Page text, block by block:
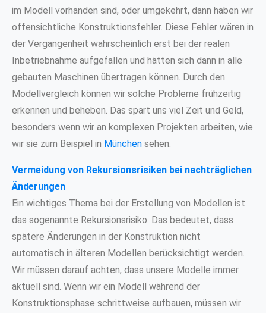
im Modell vorhanden sind, oder umgekehrt, dann haben wir
offensichtliche Konstruktionsfehler. Diese Fehler wären in
der Vergangenheit wahrscheinlich erst bei der realen
Inbetriebnahme aufgefallen und hätten sich dann in alle
gebauten Maschinen übertragen können. Durch den
Modellvergleich können wir solche Probleme frühzeitig
erkennen und beheben. Das spart uns viel Zeit und Geld,
besonders wenn wir an komplexen Projekten arbeiten, wie
wir sie zum Beispiel in München sehen.
Vermeidung von Rekursionsrisiken bei nachträglichen
Änderungen
Ein wichtiges Thema bei der Erstellung von Modellen ist
das sogenannte Rekursionsrisiko. Das bedeutet, dass
spätere Änderungen in der Konstruktion nicht
automatisch in älteren Modellen berücksichtigt werden.
Wir müssen darauf achten, dass unsere Modelle immer
aktuell sind. Wenn wir ein Modell während der
Konstruktionsphase schrittweise aufbauen, müssen wir